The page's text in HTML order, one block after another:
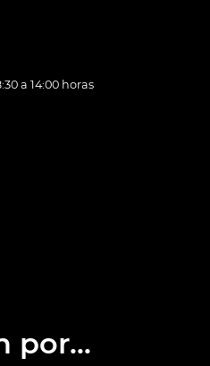
a 14:00 horas
por...